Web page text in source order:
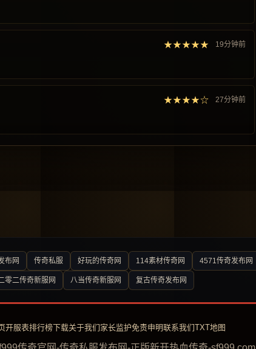
★★★★★ 19分钟前
★★★★☆ 27分钟前
布网 传奇私服 好玩的传奇网 114素材传奇网 4571传奇发布网
零二传奇新服网 八当传奇新服网 复古传奇发布网
开服表排行榜下载关于我们 家长监护免责申明联系我们TXT地图